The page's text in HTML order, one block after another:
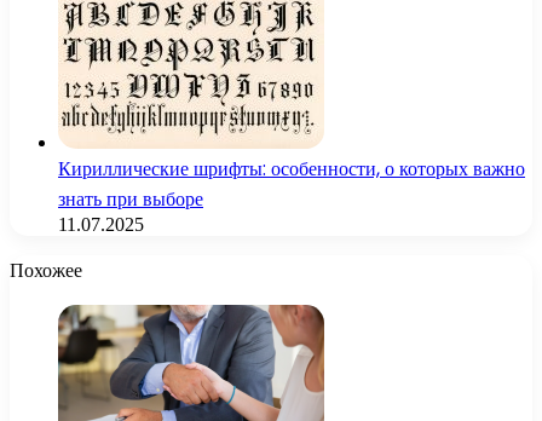
Кириллические шрифты: особенности, о которых важно
знать при выборе
11.07.2025
Похожее